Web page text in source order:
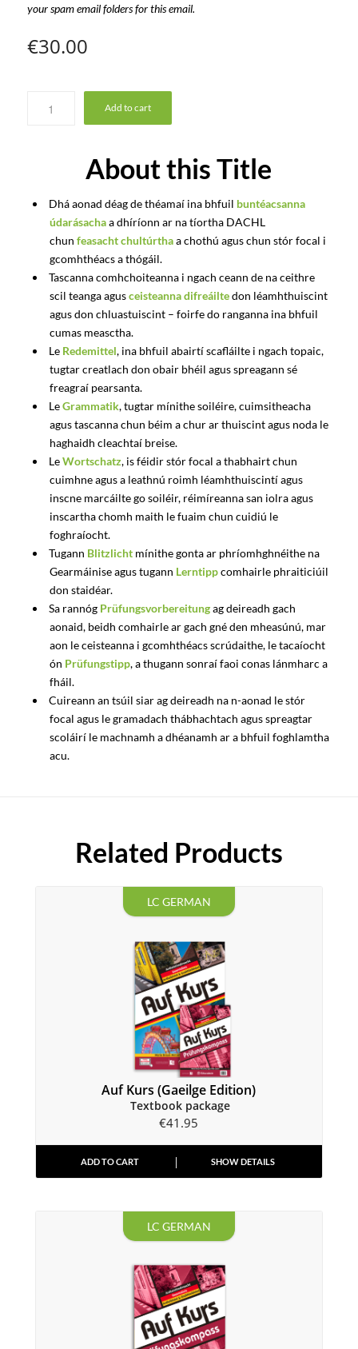
your spam email folders for this email.
€30.00
Add to cart
About this Title
Dhá aonad déag de théamaí ina bhfuil buntéacsanna
údarásachaa dhíríonn ar na tíortha DACHL
chun feasacht chultúrthaa chothú agus chun stór focal i
gcomhthéacs a thógáil.
Tascanna comhchoiteanna i ngach ceann de na ceithre
scil teanga agusceisteanna difreáiltedon léamhthuiscint
agus don chluastuiscint – foirfe do ranganna ina bhfuil
cumas measctha.
Le Redemittel, ina bhfuil abairtí scafláilte i ngach topaic,
tugtar creatlach don obair bhéil agus spreagann sé
freagraí pearsanta.
LeGrammatik, tugtar mínithe soiléire, cuimsitheacha
agus tascanna chun béim a chur ar thuiscint agus noda le
haghaidh cleachtaí breise.
LeWortschatz, is féidir stór focal a thabhairt chun
cuimhne agus a leathnú roimh léamhthuiscintí agus
inscne marcáilte go soiléir, réimíreanna san iolra agus
inscartha chomh maith le fuaim chun cuidiú le
foghraíocht.
Tugann Blitzlichtmínithe gonta ar phríomhghnéithe na
Gearmáinise agus tugann Lerntippcomhairle phraiticiúil
don staidéar.
Sa rannóg Prüfungsvorbereitungag deireadh gach
aonaid, beidh comhairle ar gach gné den mheasúnú, mar
aon le ceisteanna i gcomhthéacs scrúdaithe, le tacaíocht
ón Prüfungstipp, a thugann sonraí faoi conas lánmharc a
fháil.
Cuireann an tsúil siar ag deireadh na n-aonad le stór
focal agus le gramadach thábhachtach agus spreagtar
scoláirí le machnamh a dhéanamh ar a bhfuil foghlamtha
acu.
Related Products
LC GERMAN
Auf Kurs (Gaeilge Edition)
Textbook package
€41.95
ADD TO CART SHOW DETAILS
LC GERMAN